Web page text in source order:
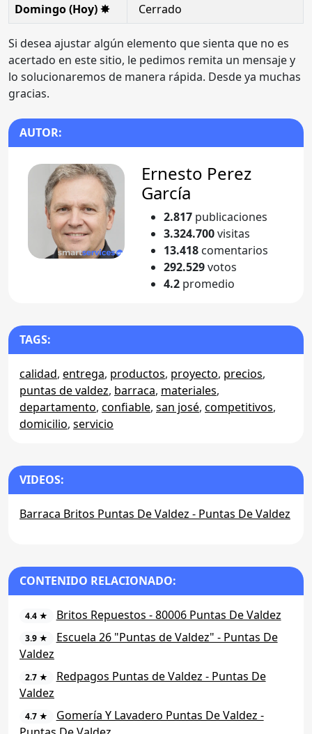
Domingo (Hoy) ✸
Cerrado
Si desea ajustar algún elemento que sienta que no es
acertado en este sitio, le pedimos remita un mensaje y
lo solucionaremos de manera rápida. Desde ya muchas
gracias.
AUTOR:
Ernesto Perez
García
2.817 publicaciones
3.324.700visitas
13.418 comentarios
292.529votos
4.2 promedio
TAGS:
calidad, entrega, productos, proyecto, precios,
puntas de valdez, barraca, materiales,
departamento, confiable, san josé, competitivos,
domicilio, servicio
VIDEOS:
Barraca Britos Puntas De Valdez - Puntas De Valdez
CONTENIDO RELACIONADO:
4.4 ★ Britos Repuestos - 80006 Puntas De Valdez
3.9 ★
Escuela 26 "Puntas de Valdez" - Puntas De
Valdez
2.7 ★
Redpagos Puntas de Valdez - Puntas De
Valdez
4.7 ★
Gomería Y Lavadero Puntas De Valdez -